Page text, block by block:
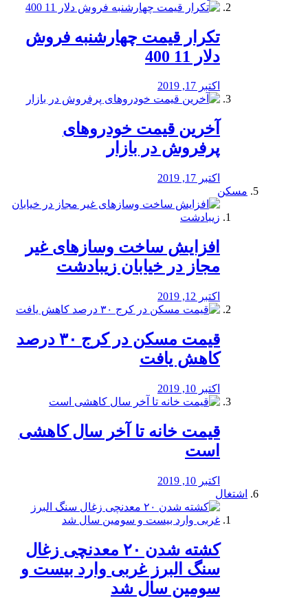
تکرار قیمت چهارشنبه فروش
دلار 11 400
اکتبر 17, 2019
آخرین قیمت خودرو‌های
پرفروش در بازار
اکتبر 17, 2019
مسکن
افزایش ساخت وسازهای غیر
مجاز در خیابان زیبادشت
اکتبر 12, 2019
️قیمت مسکن در کرج ۳۰ درصد
کاهش یافت
اکتبر 10, 2019
قیمت خانه تا آخر سال کاهشی
است
اکتبر 10, 2019
اشتغال
کشته شدن ۲۰ معدنچی زغال
سنگ البرز غربی وارد بیست و
سومین سال شد